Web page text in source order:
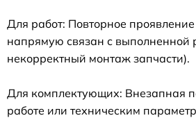
Для работ: Повторное
напрямую связан с выполненной
некорректный монтаж запчасти).
Для комплектующих: Внезапная
работе или техническим